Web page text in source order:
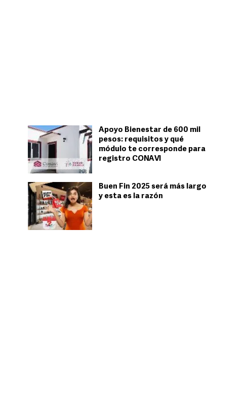
Apoyo Bienestar de 600 mil
pesos: requisitos y qué
módulo te corresponde para
registro CONAVI
Buen Fin 2025 será más largo
y esta es la razón